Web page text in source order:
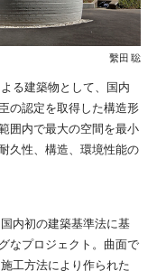
繫田 聡
る建築物として、国内
の認定を取得した構造形
囲内で最大の空間を最小
久性、構造、環境性能の
内初の建築基準法に基
なプロジェクト。曲面で
工方法により作られた